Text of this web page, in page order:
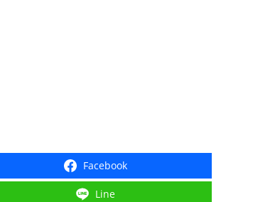
Facebook
Line